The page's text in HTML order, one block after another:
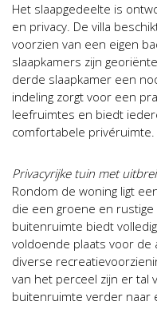
Het slaapgedeelte is
en privacy. De villa
voorzien van een eigen
slaapkamers zijn
derde slaapkamer een
indeling zorgt voor een
leefruimtes en biedt
comfortabele privéruimte.
Privacyrijke tuin met
Rondom de woning ligt
die een groene en
buitenruimte biedt
voldoende plaats voor de
diverse
van het perceel zijn er tal
buitenruimte verder naar